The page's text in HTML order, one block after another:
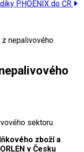
PHOENIX do ČR
z nepalivového
zboží a
v Česku